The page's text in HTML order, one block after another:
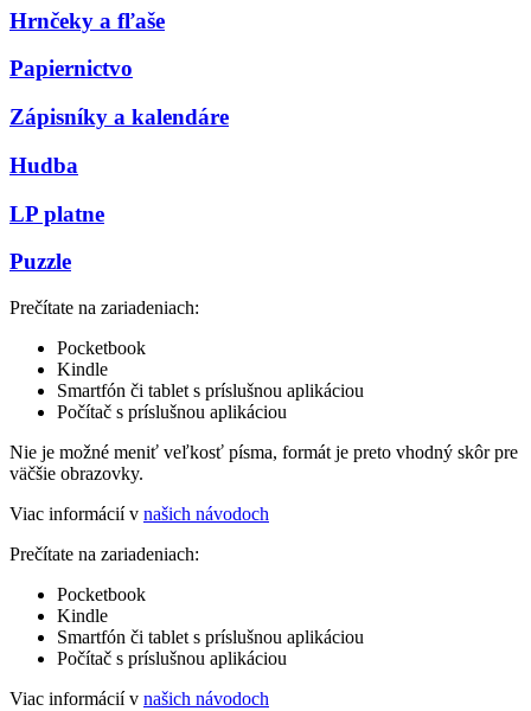
Hrnčeky a fľaše
Papiernictvo
Zápisníky a kalendáre
Hudba
LP platne
Puzzle
Prečítate na zariadeniach:
Pocketbook
Kindle
Smartfón či tablet s príslušnou aplikáciou
Počítač s príslušnou aplikáciou
Nie je možné meniť veľkosť písma, formát je preto vhodný skôr pre
väčšie obrazovky.
Viac informácií v našich návodoch
Prečítate na zariadeniach:
Pocketbook
Kindle
Smartfón či tablet s príslušnou aplikáciou
Počítač s príslušnou aplikáciou
Viac informácií v našich návodoch